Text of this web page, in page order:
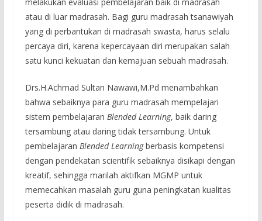
atau di luar madrasah. Bagi guru madrasah tsanawiyah
yang di perbantukan di madrasah swasta, harus selalu
percaya diri, karena kepercayaan diri merupakan salah
satu kunci kekuatan dan kemajuan sebuah madrasah.
Drs.H.Achmad Sultan Nawawi,M.Pd menambahkan
bahwa sebaiknya para guru madrasah mempelajari
sistem pembelajaran Blended Learning, baik daring
tersambung atau daring tidak tersambung. Untuk
pembelajaran Blended Learningberbasis kompetensi
dengan pendekatan scientifik sebaiknya disikapi dengan
kreatif, sehingga marilah aktifkan MGMP untuk
memecahkan masalah guru guna peningkatan kualitas
peserta didik di madrasah.